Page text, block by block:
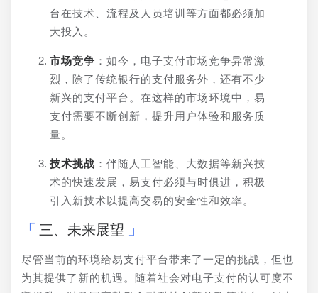
台在技术、流程及人员培训等方面都必须加
大投入。
市场竞争 ：如今，电子支付市场竞争异常激
烈，除了传统银行的支付服务外，还有不少
新兴的支付平台。在这样的市场环境中，易
支付需要不断创新，提升用户体验和服务质
量。
技术挑战 ：伴随人工智能、大数据等新兴技
术的快速发展，易支付必须与时俱进，积极
引入新技术以提高交易的安全性和效率。
三、未来展望
尽管当前的环境给易支付平台带来了一定的挑战，但也
为其提供了新的机遇。随着社会对电子支付的认可度不